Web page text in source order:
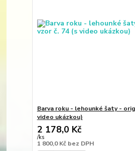
Barva roku - lehounké šaty -
video ukázkou)
2 178,0 Kč
/ks
1 800,0 Kč bez DPH